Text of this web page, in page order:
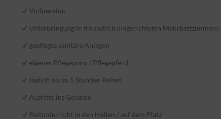
Vollpension
Unterbringung in freundlich eingerichteten Mehrbettzimmern
gepflegte sanitäre Anlagen
eigenes Pflegepony / Pflegepferd
täglich bis zu 5 Stunden Reiten
Ausritte ins Gelände
Reitunterricht in den Hallen / auf dem Platz